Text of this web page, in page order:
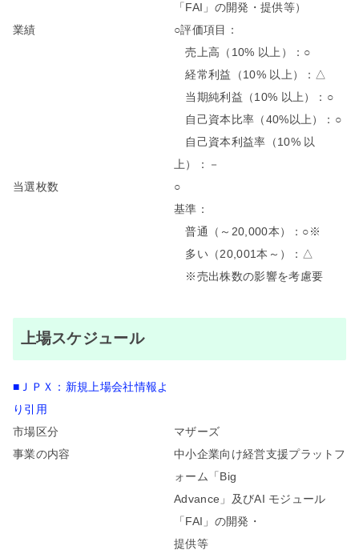
「FAI」の開発・提供等）
業績
○評価項目：
売上高（10% 以上）：○
経常利益（10% 以上）：△
当期純利益（10% 以上）：○
自己資本比率（40%以上）：○
自己資本利益率（10% 以
上）：－
当選枚数
○
基準：
普通（～20,000本）：○※
多い（20,001本～）：△
※売出株数の影響を考慮要
上場スケジュール
■ＪＰＸ：新規上場会社情報よ
り引用
市場区分
マザーズ
事業の内容
中小企業向け経営支援プラットフ
ォーム「Big
Advance」及びAI モジュール
「FAI」の開発・
提供等